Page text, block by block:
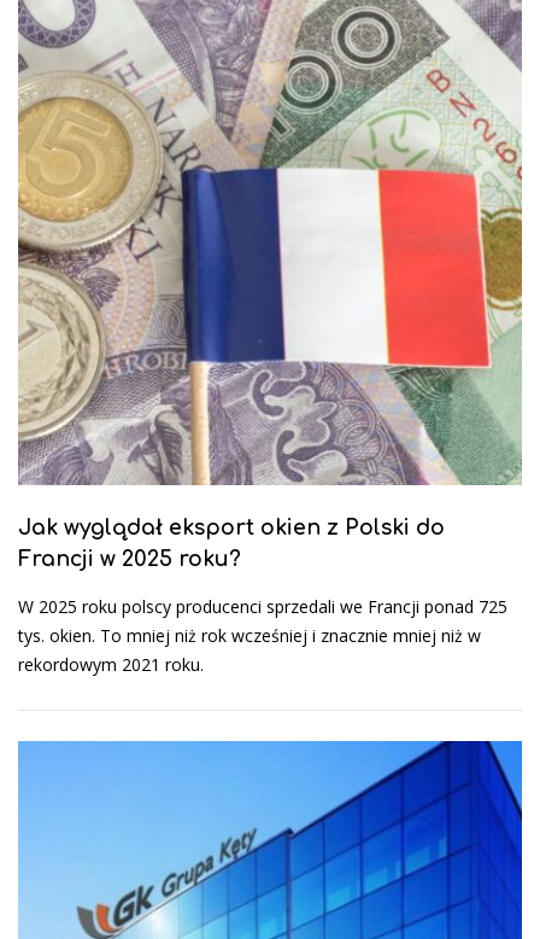
Jak wyglądał eksport okien z Polski do
Francji w 2025 roku?
W 2025 roku polscy producenci sprzedali we Francji ponad 725
tys. okien. To mniej niż rok wcześniej i znacznie mniej niż w
rekordowym 2021 roku.